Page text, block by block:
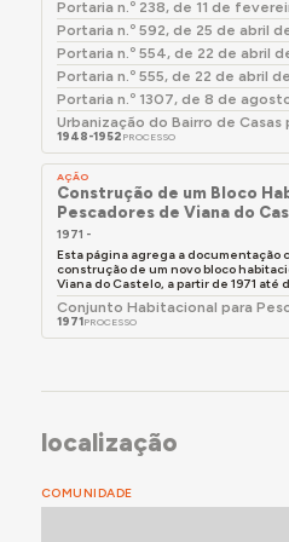
vendeu ou alugou as casas,
estudantes.
Para mais detalhes,
chave, abaixo.
Portaria n.º 238, de 11 de
Portaria n.º 592, de 25 de abril
Portaria n.º 554, de 22 de abril
Portaria n.º 555, de 22 de abril
Portaria n.º 1307, de 8 de
Urbanização do Bairro de
1948-1952 PROCESSO
AÇÃO
Construção de um Bloco
Pescadores de Viana do
1971 -
Esta página agrega a
construção de um novo bloco
Viana do Castelo, a partir de 1971 até
Conjunto Habitacional para
1971PROCESSO
localização
COMUNIDADE